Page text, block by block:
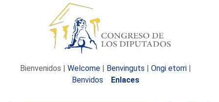
Bienvenidos | Welcome | Benvinguts | Ongi etorri |
Benvidos
Enlaces